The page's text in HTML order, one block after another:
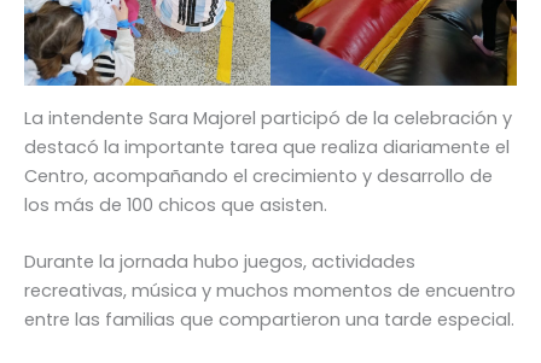
La intendente Sara Majorel participó de la celebración y
destacó la importante tarea que realiza diariamente el
Centro, acompañando el crecimiento y desarrollo de
los más de 100 chicos que asisten.
Durante la jornada hubo juegos, actividades
recreativas, música y muchos momentos de encuentro
entre las familias que compartieron una tarde especial.